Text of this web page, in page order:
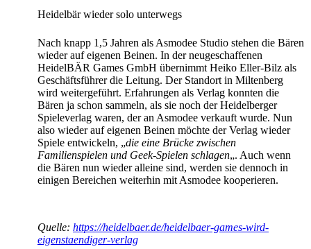
Heidelbär wieder solo unterwegs
Nach knapp 1,5 Jahren als Asmodee Studio stehen die Bären
wieder auf eigenen Beinen. In der neugeschaffenen
HeidelBÄR Games GmbH übernimmt Heiko Eller-Bilz als
Geschäftsführer die Leitung. Der Standort in Miltenberg
wird weitergeführt. Erfahrungen als Verlag konnten die
Bären ja schon sammeln, als sie noch der Heidelberger
Spieleverlag waren, der an Asmodee verkauft wurde. Nun
also wieder auf eigenen Beinen möchte der Verlag wieder
Spiele entwickeln, „die eine Brücke zwischen
Familienspielen und Geek-Spielen schlagen„. Auch wenn
die Bären nun wieder alleine sind, werden sie dennoch in
einigen Bereichen weiterhin mit Asmodee kooperieren.
Quelle: https://heidelbaer.de/heidelbaer-games-wird-
eigenstaendiger-verlag